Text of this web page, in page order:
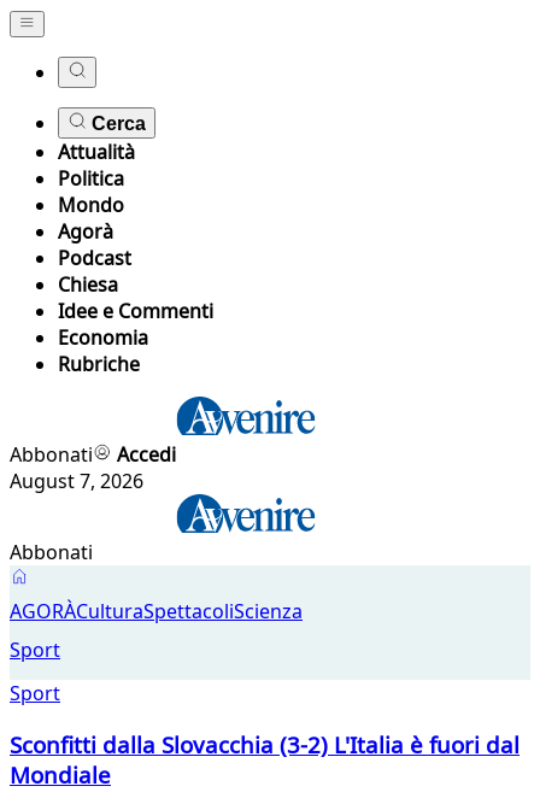
Cerca
Attualità
Politica
Mondo
Agorà
Podcast
Chiesa
Idee e Commenti
Economia
Rubriche
Abbonati
Accedi
August 7, 2026
Abbonati
Sport
AGORÀCulturaSpettacoliScienza
Sport
Sport
Sconfitti dalla Slovacchia (3-2) L'Italia è fuori dal
Mondiale